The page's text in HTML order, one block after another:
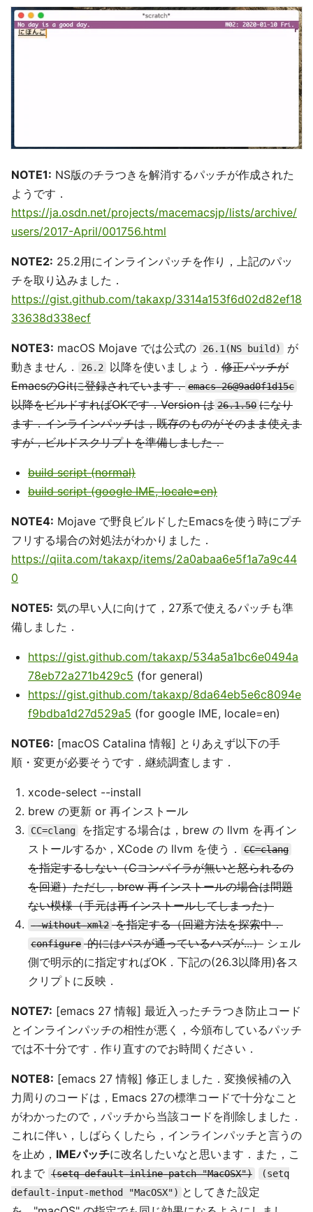
NOTE1: NS版のチラつきを解消するパッチが作成された
ようです．
https://ja.osdn.net/projects/macemacsjp/lists/archive/
users/2017-April/001756.html
NOTE2: 25.2用にインラインパッチを作り，上記のパッ
チを取り込みました．
https://gist.github.com/takaxp/3314a153f6d02d82ef18
33638d338ecf
NOTE3: macOS Mojave では公式の 26.1(NS build)
が
動きません．
26.2 以降を使いましょう． 修正パッチが
EmacsのGitに登録されています． emacs-26@9ad0f1d15c
以降をビルドすればOKです．Version は 26.1.50 になり
ます．インラインパッチは，既存のものがそのまま使えま
すが，ビルドスクリプトを準備しました．
build script (normal)
build script (google IME, locale=en)
NOTE4: Mojave で野良ビルドしたEmacsを使う時にプチ
フリする場合の対処法がわかりました．
https://qiita.com/takaxp/items/2a0abaa6e5f1a7a9c44
0
NOTE5: 気の早い人に向けて，27系で使えるパッチも準
備しました．
https://gist.github.com/takaxp/534a5a1bc6e0494a
78eb72a271b429c5 (for general)
https://gist.github.com/takaxp/8da64eb5e6c8094e
f9bdba1d27d529a5 (for google IME, locale=en)
NOTE6: [macOS Catalina 情報] とりあえず以下の手
順・変更が必要そうです．継続調査します．
xcode-select --install
brew の更新 or 再インストール
CC=clang
を指定する場合は，brew の llvm を再イン
ストールするか，XCode の llvm を使う．
CC=clang
を指定するしない（Cコンパイラが無いと怒られるの
を回避）ただし，brew 再インストールの場合は問題
ない模様（手元は再インストールしてしまった）
--without-xml2 を指定する（回避方法を探索中．
configure 的にはパスが通っているハズが...） シェル
側で明示的に指定すればOK．下記の(26.3以降用)各ス
クリプトに反映．
NOTE7: [emacs 27 情報] 最近入ったチラつき防止コード
とインラインパッチの相性が悪く，今頒布しているパッチ
では不十分です．作り直すのでお時間ください．
NOTE8: [emacs 27 情報] 修正しました．変換候補の入
力周りのコードは，Emacs 27の標準コードで十分なこと
がわかったので，パッチから当該コードを削除しました．
これに伴い，しばらくしたら，インラインパッチと言うの
を止め， IMEパッチに改名したいなと思います．また，こ
れまで (setq default-inline-patch "MacOSX")
(setq
default-input-method "MacOSX") としてきた設定